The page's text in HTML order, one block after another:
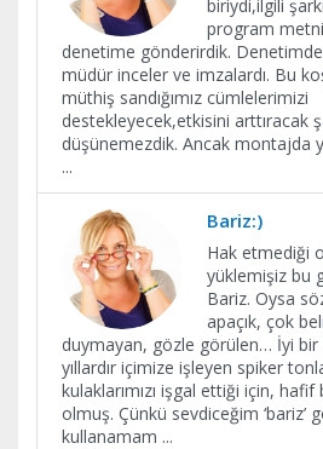
biriydi,ilgili
program
denetime gönderirdik.
müdür inceler ve imzalardı. Bu
müthiş sandığımız cümlelerimizi
destekleyecek,etkisini arttıracak
düşünemezdik. Ancak montajda
...
Bariz:)
Hak etmediği
yüklemişiz bu
Bariz. Oysa
apaçık, çok
duymayan, gözle görülen… İyi bir
yıllardır içimize işleyen spiker
kulaklarımızı işgal ettiği için, hafif
olmuş. Çünkü sevdiceğim ‘bariz’
kullanamam ...